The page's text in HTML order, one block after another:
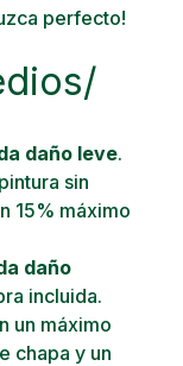
perfecto!
daño leve.
sin
15% máximo
daño
incluida.
un máximo
chapa y un